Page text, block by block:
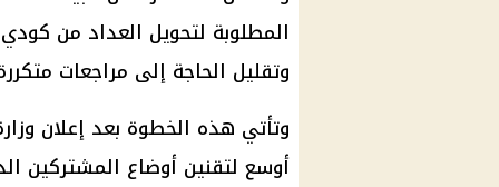
المطلوبة لتحويل العداد من
وتقليل الحاجة إلى مراجعات
وتأتي هذه الخطوة بعد إعلان
أوسع لتقنين أوضاع المشتركين